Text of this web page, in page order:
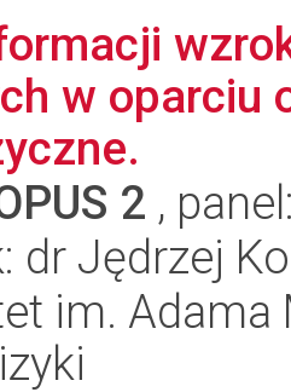
w oparciu
2 ,
dr Jędrzej
im.